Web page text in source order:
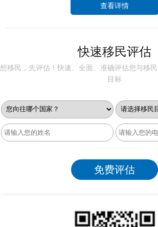
查看详情
快速移民评估
想移民，先评估！快速、全面、准确评估您与移
目标